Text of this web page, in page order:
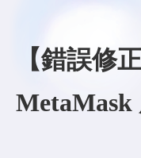
STAKING
Learn More
【錯誤修
MetaMask